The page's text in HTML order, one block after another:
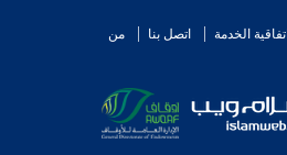
اتفاقية الخدمة اتصل بنا
من